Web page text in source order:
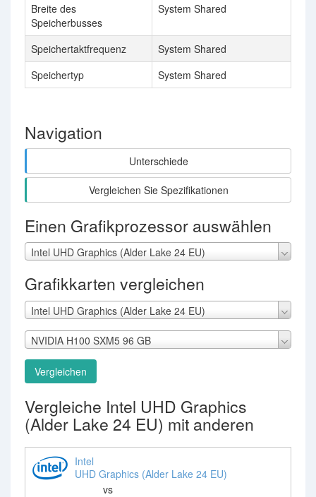
Breite des
Speicherbusses
System Shared
Speichertaktfrequenz
System Shared
Speichertyp
System Shared
Navigation
Unterschiede
Vergleichen Sie Spezifikationen
Einen Grafikprozessor auswählen
Intel UHD Graphics (Alder Lake 24 EU)
Grafikkarten vergleichen
Intel UHD Graphics (Alder Lake 24 EU)
NVIDIA H100 SXM5 96 GB
Vergleichen
Vergleiche Intel UHD Graphics
(Alder Lake 24 EU) mit anderen
Intel
UHD Graphics (Alder Lake 24 EU)
vs